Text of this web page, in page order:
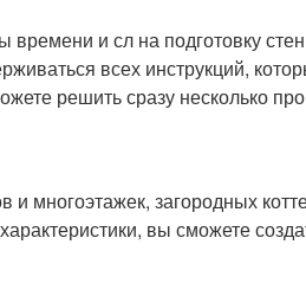
времени и сл на подготовку
всех инструкций,
решить сразу несколько
многоэтажек, загородных
вы сможете